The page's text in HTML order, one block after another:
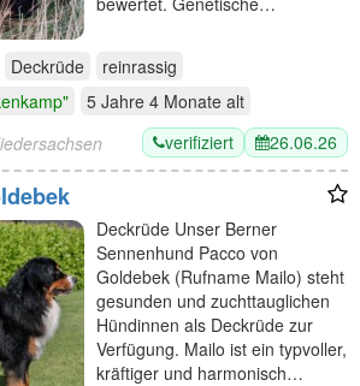
Deckrüde
reinrassig
5 Jahre 4 Monate alt
verifiziert 26.06.26
Deckrüde Unser Berner
Sennenhund Pacco von
Goldebek (Rufname Mailo) steht
gesunden und zuchttauglichen
Hündinnen als Deckrüde zur
Verfügung. Mailo ist ein typvoller,
kräftiger und harmonisch…